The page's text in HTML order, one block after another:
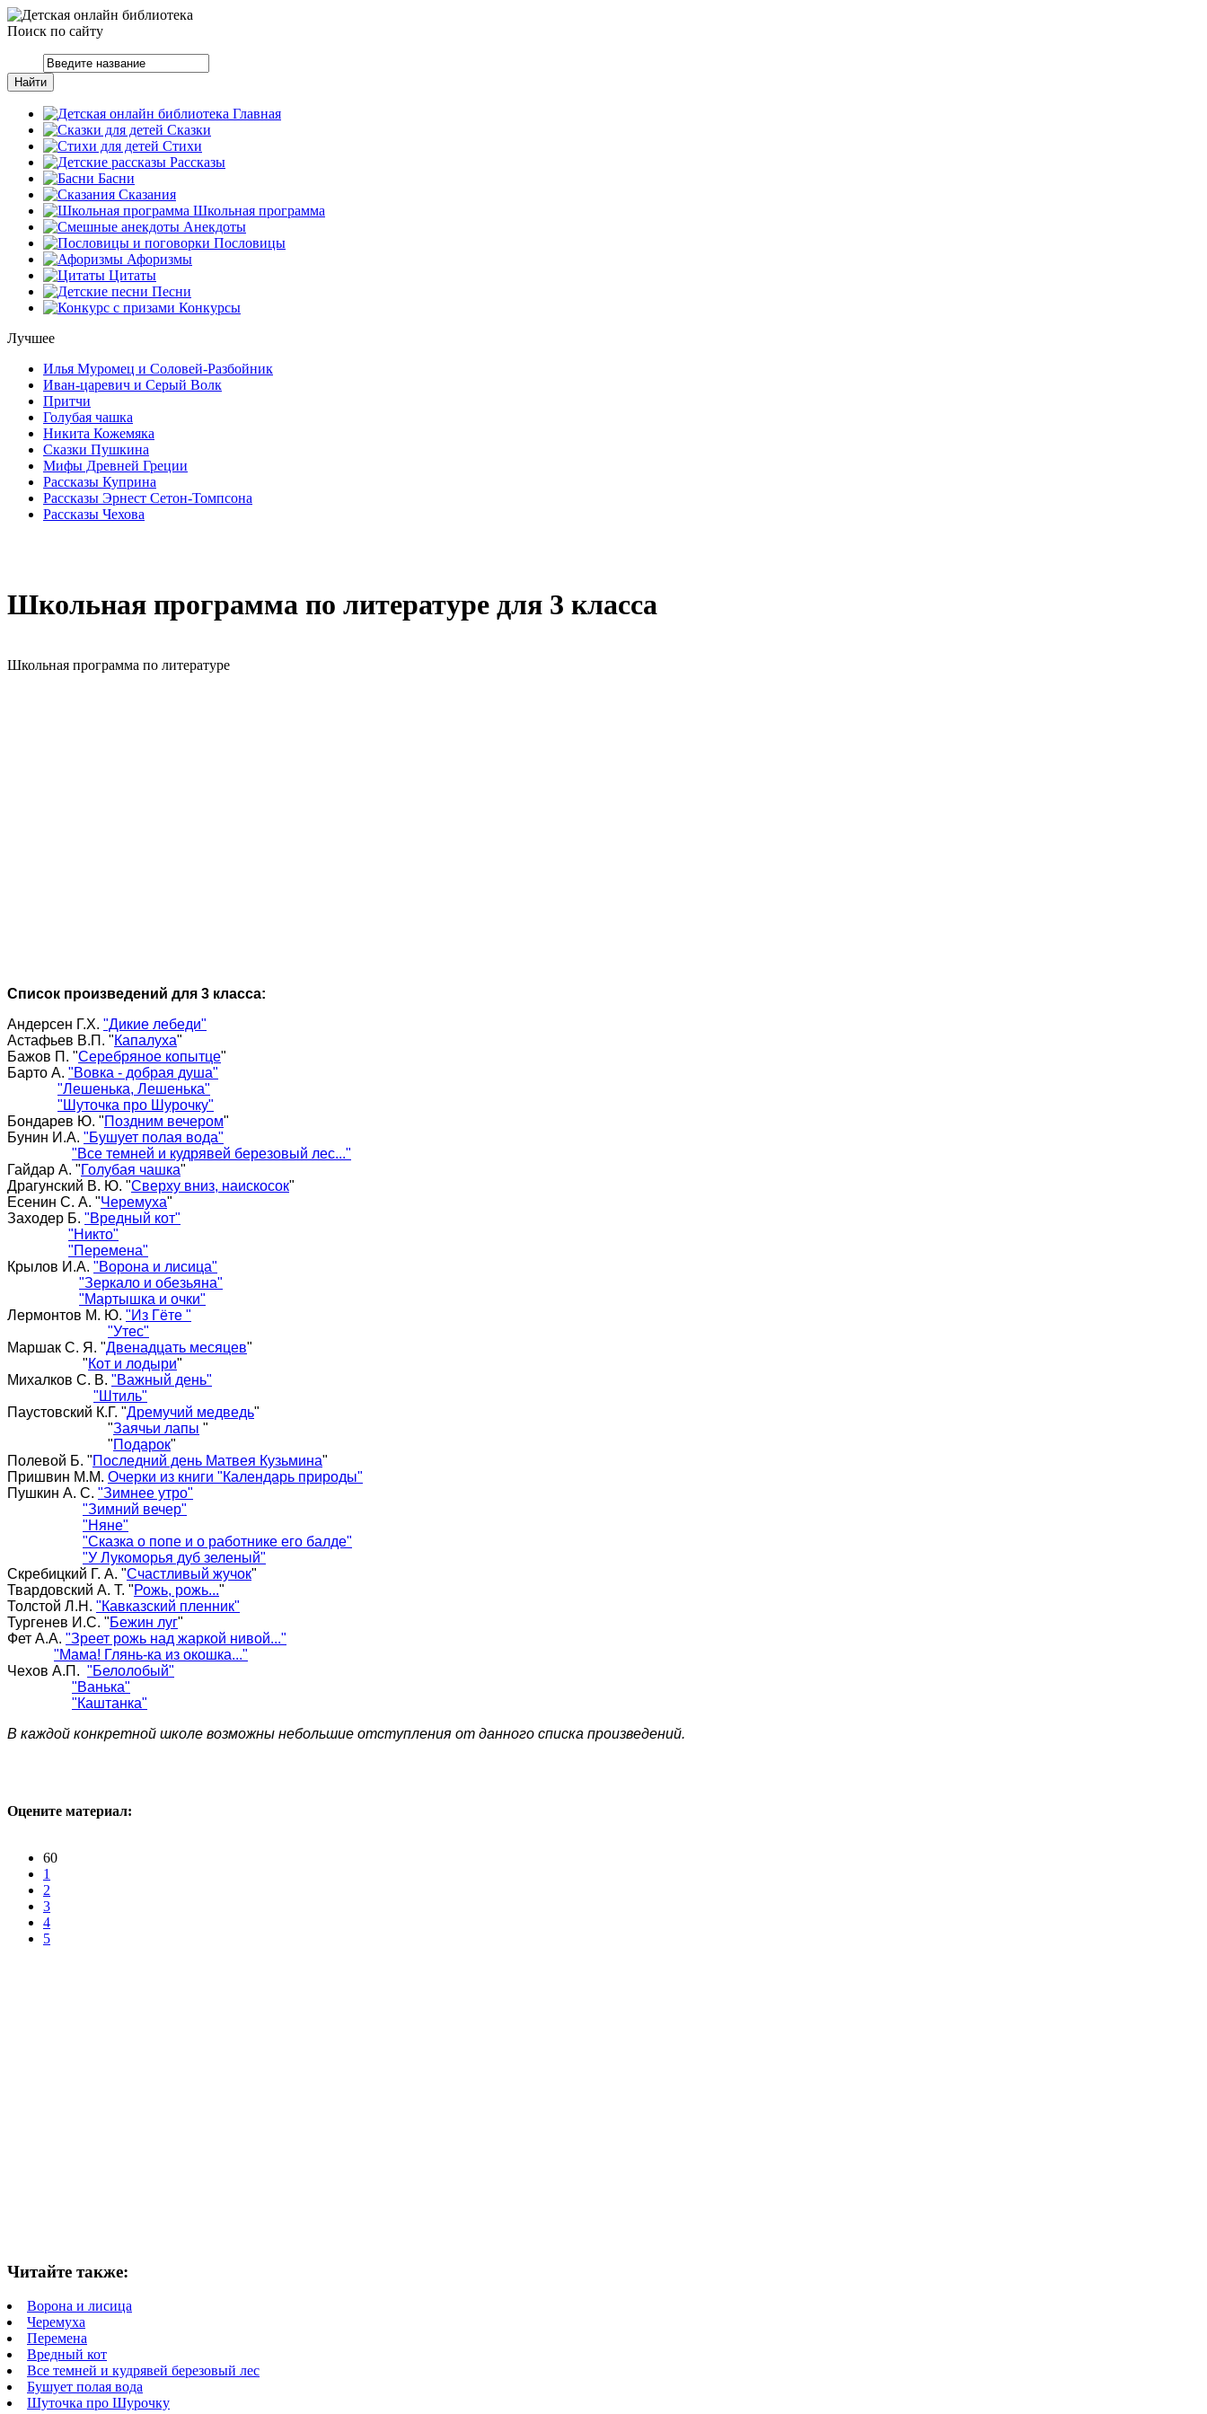
Поиск по сайту
Главная
Сказки
Стихи
Рассказы
Басни
Сказания
Школьная программа
Анекдоты
Пословицы
Афоризмы
Цитаты
Песни
Конкурсы
Лучшее
Илья Муромец и Соловей-Разбойник
Иван-царевич и Серый Волк
Притчи
Голубая чашка
Никита Кожемяка
Сказки Пушкина
Мифы Древней Греции
Рассказы Куприна
Рассказы Эрнест Сетон-Томпсона
Рассказы Чехова
Школьная программа по литературе для 3 класса
Школьная программа по литературе
Список произведений для 3 класса:
Андерсен Г.Х. "Дикие лебеди"
Астафьев В.П. "Капалуха"
Бажов П. "Серебряное копытце"
Барто А. "Вовка - добрая душа"
"Лешенька, Лешенька"
"Шуточка про Шурочку"
Бондарев Ю. "Поздним вечером"
Бунин И.А. "Бушует полая вода"
"Все темней и кудрявей березовый лес..."
Гайдар А. "Голубая чашка"
Драгунский В. Ю. "Сверху вниз, наискосок"
Есенин С. А. "Черемуха"
Заходер Б. "Вредный кот"
"Никто"
"Перемена"
Крылов И.А. "Ворона и лисица"
"Зеркало и обезьяна"
"Мартышка и очки"
Лермонтов М. Ю. "Из Гёте "
"Утес"
Маршак С. Я. "Двенадцать месяцев"
"Кот и лодыри"
Михалков С. В. "Важный день"
"Штиль"
Паустовский К.Г. "Дремучий медведь"
"Заячьи лапы "
"Подарок"
Полевой Б. "Последний день Матвея Кузьмина"
Пришвин М.М. Очерки из книги "Календарь природы"
Пушкин А. С. "Зимнее утро"
"Зимний вечер"
"Няне"
"Сказка о попе и о работнике его балде"
"У Лукоморья дуб зеленый"
Скребицкий Г. А. "Счастливый жучок"
Твардовский А. Т. "Рожь, рожь..."
Толстой Л.Н. "Кавказский пленник"
Тургенев И.С. "Бежин луг"
Фет А.А. "Зреет рожь над жаркой нивой..."
"Мама! Глянь-ка из окошка..."
Чехов А.П. "Белолобый"
"Ванька"
"Каштанка"
В каждой конкретной школе возможны небольшие отступления от данного списка произведений.
Оцените материал:
60
1
2
3
4
5
Читайте также:
Ворона и лисица
Черемуха
Перемена
Вредный кот
Все темней и кудрявей березовый лес
Бушует полая вода
Шуточка про Шурочку